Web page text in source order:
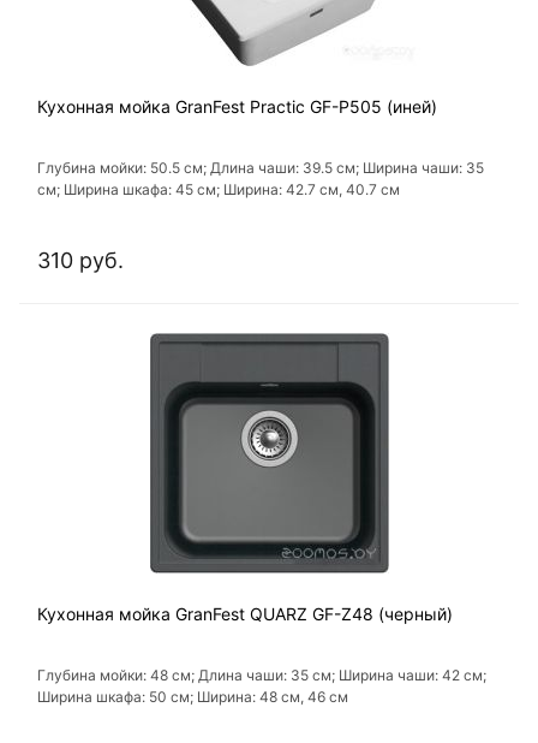
Кухонная мойка GranFest Practic GF-P505 (иней)
Глубина мойки: 50.5 см; Длина чаши: 39.5 см; Ширина чаши: 35
см; Ширина шкафа: 45 см; Ширина: 42.7 см, 40.7 см
310 руб.
Кухонная мойка GranFest QUARZ GF-Z48 (черный)
Глубина мойки: 48 см; Длина чаши: 35 см; Ширина чаши: 42 см;
Ширина шкафа: 50 см; Ширина: 48 см, 46 см